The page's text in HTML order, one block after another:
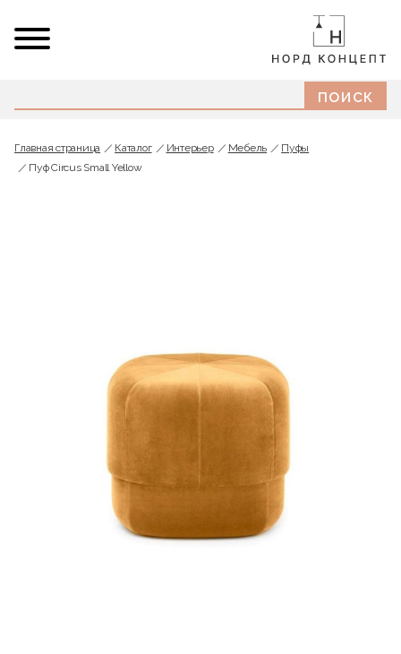
Главная страница Каталог Интерьер Мебель
Пуфы
Пуф Circus Small Yellow